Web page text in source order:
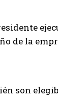
de la
son